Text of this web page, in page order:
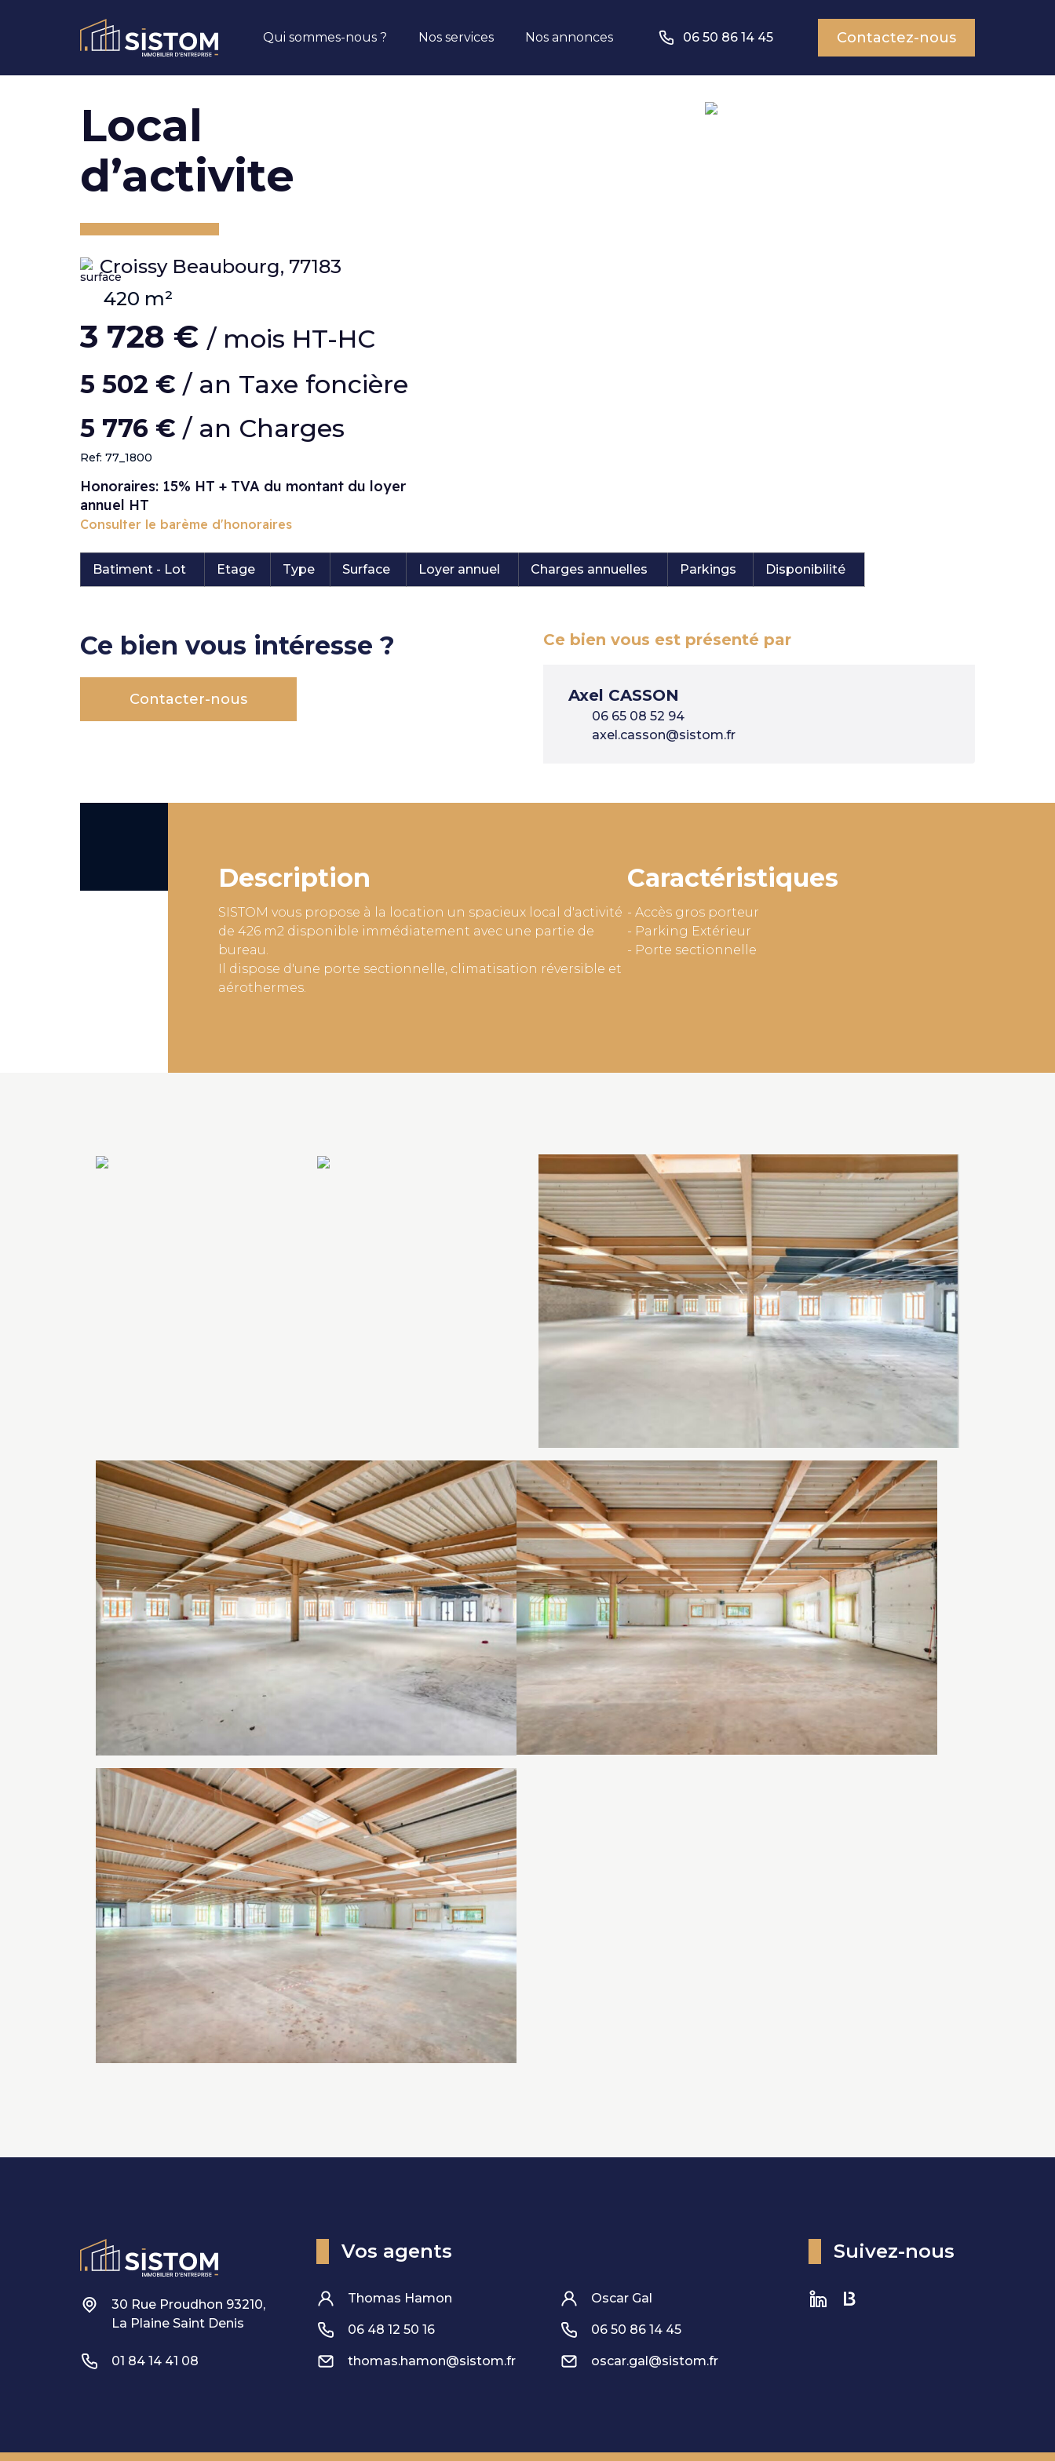
Qui sommes-nous ? Nos services Nos annonces 06 50 86 14 45 Contactez-nous
local
d’activite
Croissy Beaubourg, 77183
420 m²
3 728 € / mois HT-HC
5 502 € / an Taxe foncière
5 776 € / an Charges
Ref: 77_1800
Honoraires: 15% HT + TVA du montant du loyer
annuel HT
Consulter le barème d'honoraires
Batiment - Lot Etage Type Surface Loyer annuel Charges annuelles Parkings Disponibilité
Ce bien vous intéresse ?
Contacter-nous
Ce bien vous est présenté par
Axel CASSON
06 65 08 52 94
axel.casson@sistom.fr
Description
SISTOM vous propose à la location un spacieux local d'activité
de 426 m2 disponible immédiatement avec une partie de
bureau.
Il dispose d'une porte sectionnelle, climatisation réversible et
aérothermes.
Caractéristiques
- Accès gros porteur
- Parking Extérieur
- Porte sectionnelle
30 Rue Proudhon 93210,
La Plaine Saint Denis
01 84 14 41 08
Vos agents
Thomas Hamon
06 48 12 50 16
thomas.hamon@sistom.fr
Oscar Gal
06 50 86 14 45
oscar.gal@sistom.fr
Suivez-nous